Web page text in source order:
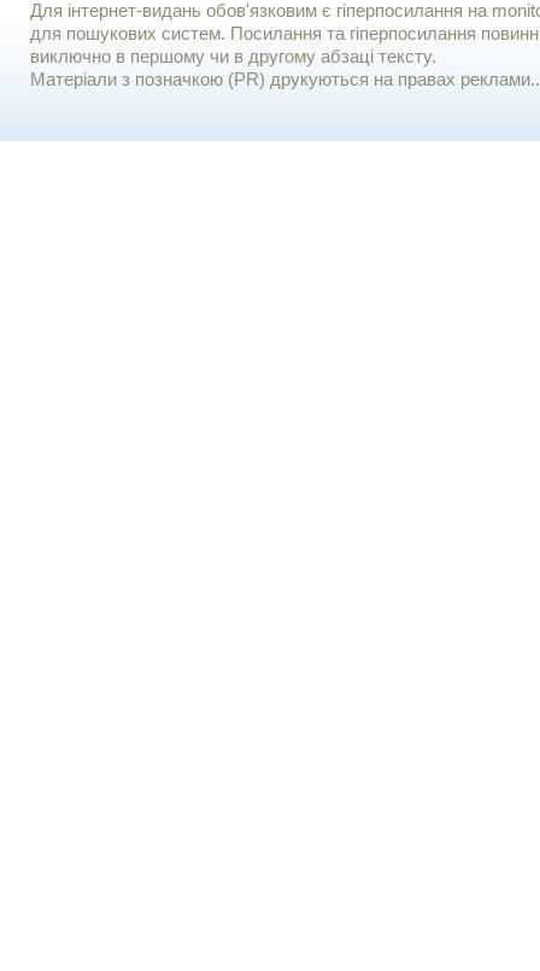
Для iнтернет-видань обов'язковим є гiперпосилання на
для пошукових систем. Посилання та гіперпосилання
виключно в першому чи в другому абзаці тексту.
Матеріали з позначкою (PR) друкуються на правах реклами..